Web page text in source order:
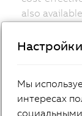
also
It can be
operation,
of
Мы
интересах